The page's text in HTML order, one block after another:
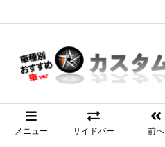
メニュー サイドバー 前へ